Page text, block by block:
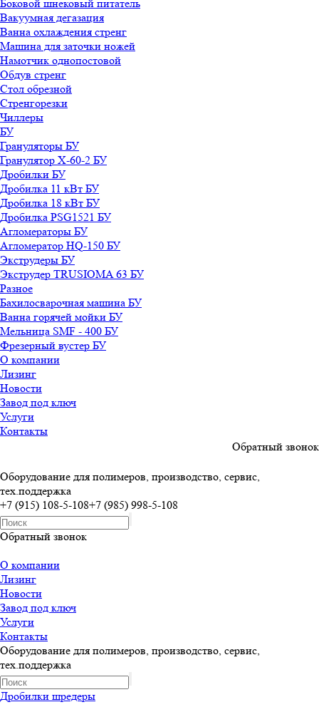
Боковой шнековый питатель
Вакуумная дегазация
Ванна охлаждения стренг
Машина для заточки ножей
Намотчик однопостовой
Обдув стренг
Стол обрезной
Стренгорезки
Чиллеры
БУ
Грануляторы БУ
Гранулятор X-60-2 БУ
Дробилки БУ
Дробилка 11 кВт БУ
Дробилка 18 кВт БУ
Дробилка PSG1521 БУ
Агломераторы БУ
Агломератор HQ-150 БУ
Экструдеры БУ
Экструдер TRUSIOMA 63 БУ
Разное
Бахилосварочная машина БУ
Ванна горячей мойки БУ
Мельница SMF - 400 БУ
Фрезерный вустер БУ
О компании
Лизинг
Новости
Завод под ключ
Услуги
Контакты
Обратный звонок
Оборудование для полимеров, производство, сервис,
тех.поддержка
+7 (915) 108-5-108+7 (985) 998-5-108
Обратный звонок
О компании
Лизинг
Новости
Завод под ключ
Услуги
Контакты
Оборудование для полимеров, производство, сервис,
тех.поддержка
Дробилки шредеры